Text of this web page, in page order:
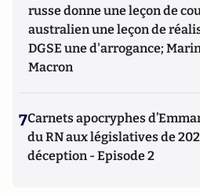
russe donne une leçon de
australien une leçon de
DGSE une d'arrogance;
Macron
7Carnets apocryphes
du RN aux législatives de
déception - Episode 2